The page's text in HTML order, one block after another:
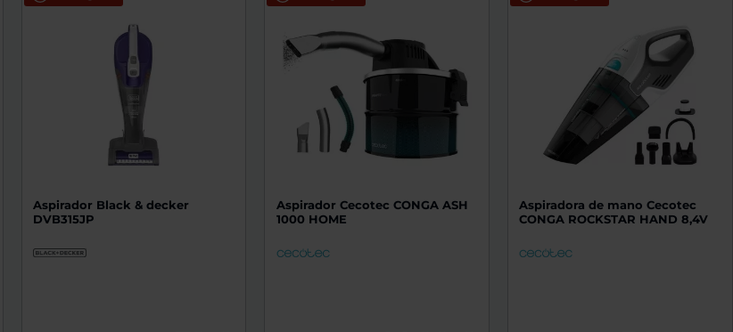
Aspirador Black & decker
DVB315JP
Aspirador Cecotec CONGA ASH
1000 HOME
Aspiradora de mano Cecotec
CONGA ROCKSTAR HAND 8,4V